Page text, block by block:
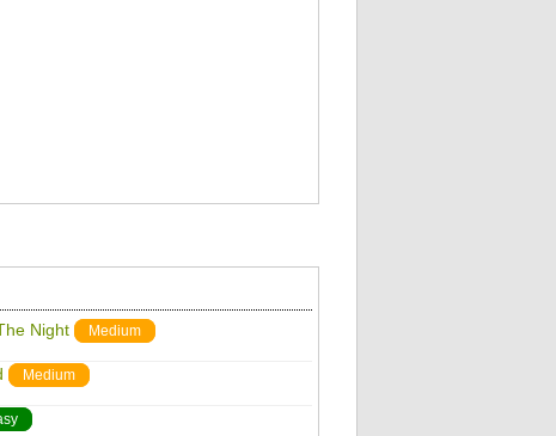
Night Medium
Medium